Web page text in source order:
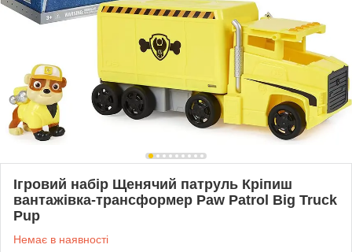
Ігровий набір Щенячий патруль Кріпиш
вантажівка-трансформер Paw Patrol Big Truck
Pup
Немає в наявності